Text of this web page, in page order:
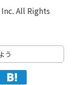
All Rights
う